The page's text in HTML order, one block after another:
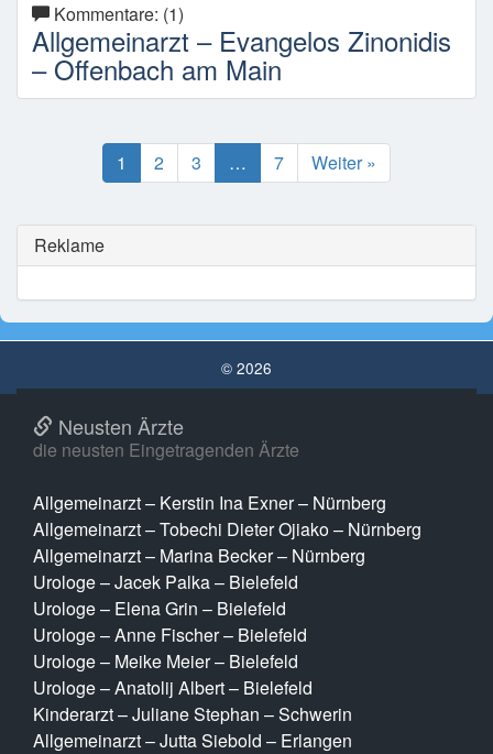
Kommentare: (1)
Allgemeinarzt – Evangelos Zinonidis
– Offenbach am Main
1 2 3 … 7 Weiter »
Reklame
© 2026
Neusten Ärzte
die neusten Eingetragenden Ärzte
Allgemeinarzt – Kerstin Ina Exner – Nürnberg
Allgemeinarzt – Tobechi Dieter Ojiako – Nürnberg
Allgemeinarzt – Marina Becker – Nürnberg
Urologe – Jacek Palka – Bielefeld
Urologe – Elena Grin – Bielefeld
Urologe – Anne Fischer – Bielefeld
Urologe – Meike Meier – Bielefeld
Urologe – Anatolij Albert – Bielefeld
Kinderarzt – Juliane Stephan – Schwerin
Allgemeinarzt – Jutta Siebold – Erlangen